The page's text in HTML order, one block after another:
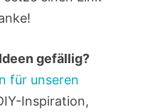
gefällig?
für unseren
Inspiration,